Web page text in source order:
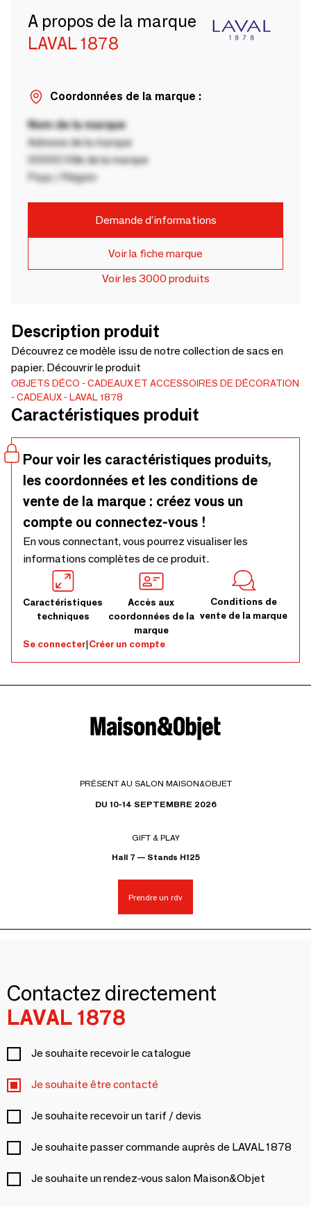
A propos de la marque
LAVAL 1878
Coordonnées de la marque :
Nom de la marque
Adresse de la marque
00000 Ville de la marque
Pays / Région
Demande d'informations
Voir la fiche marque
Voir les 3000 produits
Description produit
Découvrez ce modèle issu de notre collection de sacs en
papier. Découvrir le produit
OBJETS DÉCO
CADEAUX ET ACCESSOIRES DE DÉCORATION
CADEAUX
LAVAL 1878
Caractéristiques produit
Pour voir les caractéristiques produits,
les coordonnées et les conditions de
vente de la marque : créez vous un
compte ou connectez-vous !
En vous connectant, vous pourrez visualiser les
informations complètes de ce produit.
Caractéristiques
techniques
Accès aux
coordonnées de la
marque
Conditions de
vente de la marque
Se connecter|Créer un compte
PRÉSENT AU SALON MAISON&OBJET
DU 10-14 SEPTEMBRE 2026
GIFT & PLAY
Hall 7 — Stands H125
Prendre un rdv
Contactez directement
LAVAL 1878
Je souhaite recevoir le catalogue
Je souhaite être contacté
Je souhaite recevoir un tarif / devis
Je souhaite passer commande auprès de LAVAL 1878
Je souhaite un rendez-vous salon Maison&Objet